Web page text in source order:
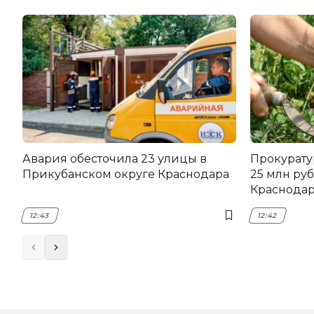
Авария обесточила 23 улицы в
Прикубанском округе Краснодара
12:43
25 млн
12:42